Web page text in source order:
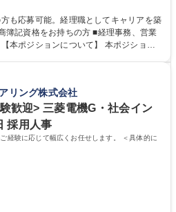
存メンバーと一緒に業務を進めながら段
には】 ■社内稟議に
■明細作成 ■伝票処理、記帳業務 ■既存
には】 ■月次決算補助 ■四半期・年次決
も応募可能。経理職としてキャリアを築
簿記資格をお持ちの方 ■経理事務、営業
四半期決算・開示資料作成補助などへス
業は通常月ほぼなく、決算月でも10時間
専門性を身につけられる環境です。 学
短大 専修学校 高校 語学力： 資格：日商
リング株式会社
歓迎> 三菱電機G・社会イン
採用人事
経験に応じて幅広くお任せします。 ＜具体的に